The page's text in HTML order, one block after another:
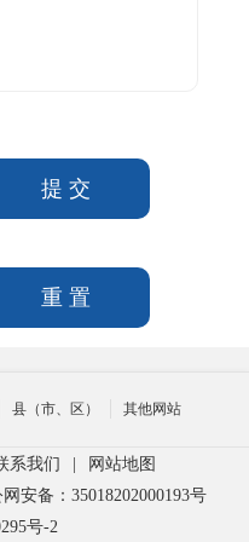
县（市、区） 其他网站
系我们
网站地图
安备：35018202000193号
号-2